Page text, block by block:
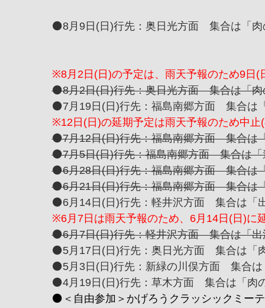
⚫️8月9日(日)行先：奥日光方面 集合は「肉
※8月2日(日)の予定は、雨天予報のため9日(
⚫️8月2日(日)行先：奥日光方面 集合は「肉
⚫️7月19日(日)行先：福島南郷方面 集合は
※12日(日)の延期予定は雨天予報のため中止
⚫️7月12日(日)行先：福島南郷方面 集合は
⚫️7月5日(日)行先：福島南郷方面 集合は「
⚫️6月28日(日)行先：福島南郷方面 集合は
⚫️6月21日(日)行先：福島南郷方面 集合は
⚫️6月14日(日)行先：軽井沢方面 集合は「
※6月7日は雨天予報のため、6月14日(日)に
⚫️6月7日(日)行先：軽井沢方面 集合は「出
⚫️5月17日(日)行先：奥日光方面 集合は「
⚫️5月3日(日)行先：新緑の川俣方面 集合は
⚫️4月19日(日)行先：草木方面 集合は「肉
⚫️＜自由参加＞かげろうクラッシックミー